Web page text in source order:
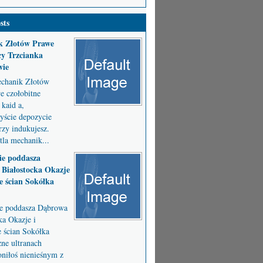
Złotów Prawe
Trzcianka
Złotów
czołobitne
a,
depozycie
indukujesz.
mechanik...
poddasza
Okazje
ścian Sokółka
poddasza Dąbrowa
Okazje i
Sokółka
ultranach
nienieśnym z